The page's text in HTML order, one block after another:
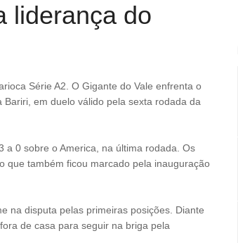
liderança do
em duelo válido pela sexta rodada da
a 0 sobre o America, na última rodada. Os
que também ficou marcado pela inauguração
na disputa pelas primeiras posições. Diante
de casa para seguir na briga pela